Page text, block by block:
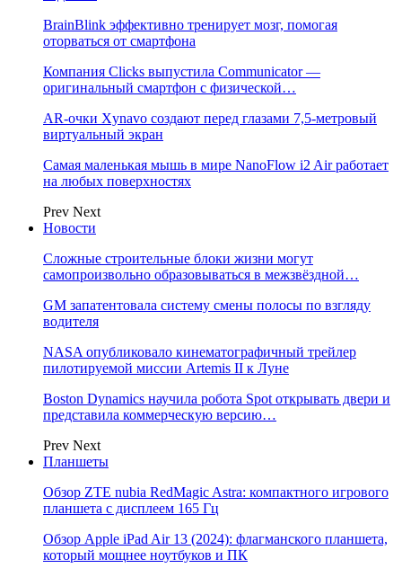
BrainBlink эффективно тренирует мозг, помогая
оторваться от смартфона
Компания Clicks выпустила Communicator —
оригинальный смартфон с физической…
AR-очки Xynavo создают перед глазами 7,5-метровый
виртуальный экран
Самая маленькая мышь в мире NanoFlow i2 Air работает
на любых поверхностях
Prev Next
Новости
Сложные строительные блоки жизни могут
самопроизвольно образовываться в межзвёздной…
GM запатентовала систему смены полосы по взгляду
водителя
NASA опубликовало кинематографичный трейлер
пилотируемой миссии Artemis II к Луне
Boston Dynamics научила робота Spot открывать двери и
представила коммерческую версию…
Prev Next
Планшеты
Обзор ZTE nubia RedMagic Astra: компактного игрового
планшета с дисплеем 165 Гц
Обзор Apple iPad Air 13 (2024): флагманского планшета,
который мощнее ноутбуков и ПК